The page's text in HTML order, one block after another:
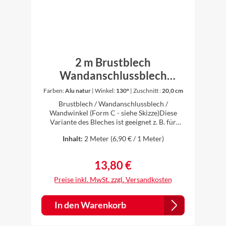
2 m Brustblech
Wandanschlussblech
Wandwinkel Winkel
Dachblech Aluminium Alu
natur 0,8 mm stark (Form C)
Farben:Alu natur | Winkel: 130° | Zuschnitt :20,0 cm
Brustblech / Wandanschlussblech /
Wandwinkel (Form C - siehe Skizze)Diese
Variante des Bleches ist geeignet z. B. für
Trapezblecheindeckungen, Eindeckungen mit
eine kleine Abkantung zur Abdichtung an die
Wand mit Silikon. Die Fuge zur Wand muss
regensicher ausgeführt werden.Montiert
werden die Bleche überlappend mit 5 - 10
cm.Länge: 2 min verschiedenen Zuschnitten
Inhalt: 2 Meter (6,90 € / 1 Meter)
Regulärer Preis:
13,80 €
Preise inkl. MwSt. zzgl. Versandkosten
In den Warenkorb